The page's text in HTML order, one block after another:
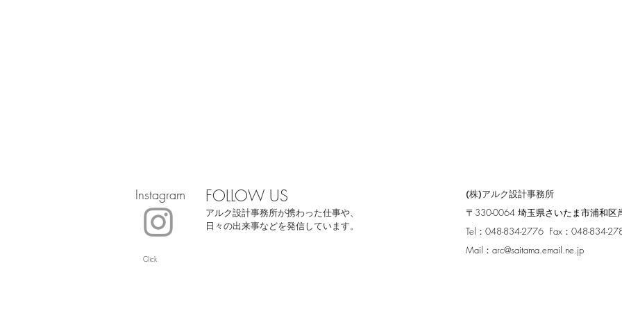
Instagram FOLLOW US
アルク設計事務所が携わった仕事や、
日々の出来事などを発信しています。
Click
(株)アルク設計事務所
〒330-0064 埼玉県さいたま市浦和区
Tel：048-834-2776 Fax：048-834-
Mail： arc@saitama.email.ne.jp